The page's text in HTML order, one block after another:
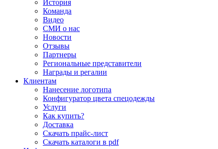
История
Команда
Видео
СМИ о нас
Новости
Отзывы
Партнеры
Региональные представители
Награды и регалии
Клиентам
Нанесение логотипа
Конфигуратор цвета спецодежды
Услуги
Как купить?
Доставка
Скачать прайс-лист
Скачать каталоги в pdf